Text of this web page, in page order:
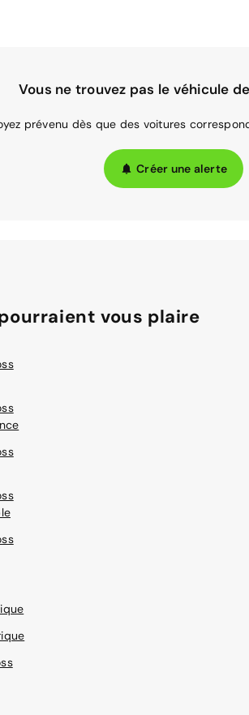
Vous ne trouvez pas le véhicule
prévenu dès que des voitures
Créer une alerte
vous plaire